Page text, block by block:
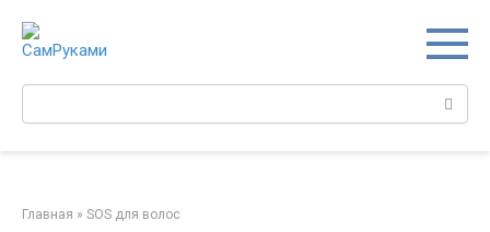
контенту
Главная » SOS для волос